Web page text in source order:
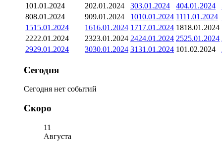
101.01.2024 202.01.2024 303.01.2024 404.01.2024
808.01.2024 909.01.2024 1010.01.2024 1111.01.2024
1515.01.2024 1616.01.2024 1717.01.2024 1818.01.2024
2222.01.2024 2323.01.2024 2424.01.2024 2525.01.2024
2929.01.2024 3030.01.2024 3131.01.2024 101.02.2024
Сегодня
Сегодня нет событий
Скоро
11
Августа